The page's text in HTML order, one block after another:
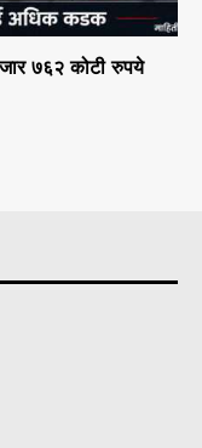
७६२ कोटी रुपये